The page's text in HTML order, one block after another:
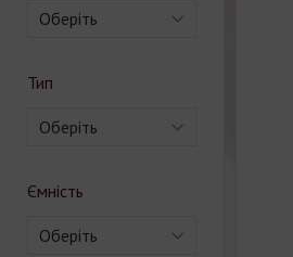
Оберіть
Тип
Оберіть
Ємність
Оберіть